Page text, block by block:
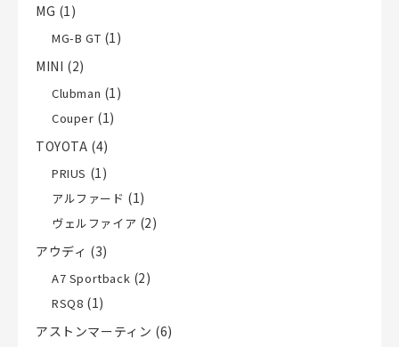
MG (1)
MG-B GT (1)
MINI (2)
Clubman (1)
Couper (1)
TOYOTA (4)
PRIUS (1)
アルファード (1)
ヴェルファイア (2)
アウディ (3)
A7 Sportback (2)
RSQ8 (1)
アストンマーティン (6)